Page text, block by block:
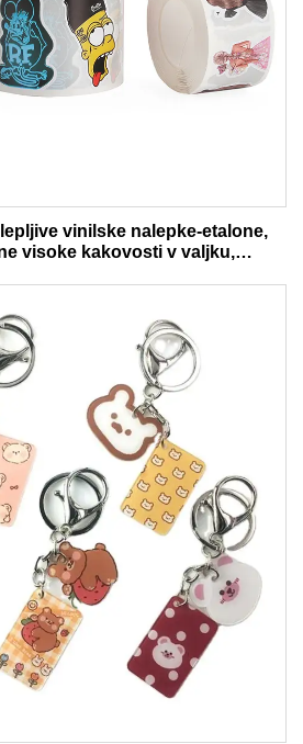
vinilske nalepke-etalone,
visoke kakovosti v valjku,